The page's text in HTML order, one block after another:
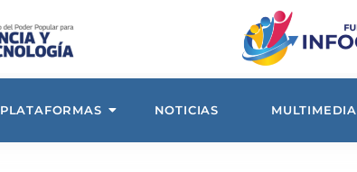
PLATAFORMAS NOTICIAS MULTIMEDIA